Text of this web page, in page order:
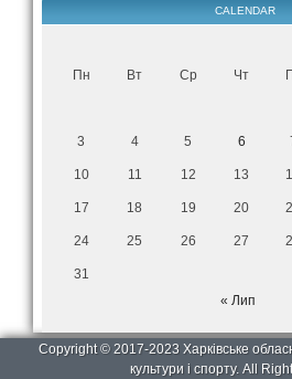
CALENDAR
Пн Вт Ср Чт
3 4 5 6
10 11 12 13
17 18 19 20
24 25 26 27
31
« Лип
Copyright © 2017-2023 Харківське
культури і спорту. All